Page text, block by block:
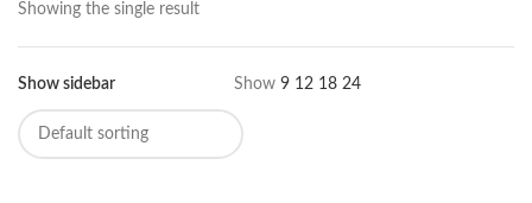
Showing the single result
Show sidebar Show 9 12 18 24